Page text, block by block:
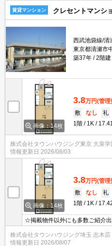
賃貸マンション クレセントマンシ
西武池袋線/清
東京都清瀬市
築37年
2階建
画像：14枚
3.8万円(管理
敷
なし 礼
1階
1K
株式会社タウンハウジング東京 大泉学
情報更新日 2026/08/03
画像：14枚
3.8万円(管理
敷
なし 礼
1階
1K
☆掲載物件以外にも多数ご紹介
お探しさせて頂きます♪
株式会社タウンハウジング埼玉 志木店
情報更新日 2026/08/07